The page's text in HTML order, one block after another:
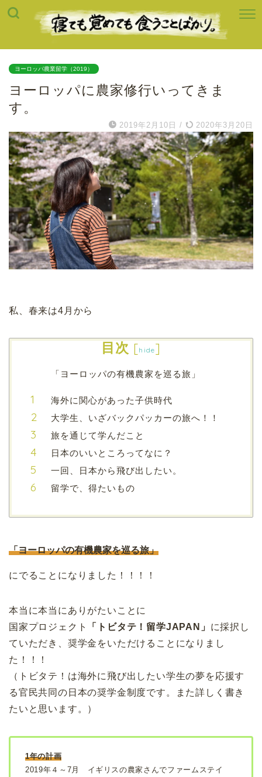
ヨーロッパ農業留学（2019）
ヨーロッパに農家修行いってきま
す。
2019年2月10日 / 2020年3月20日
私、春来は4月から
目次 [hide]
「ヨーロッパの有機農家を巡る旅」
海外に関心があった子供時代
大学生、いざバックパッカーの旅へ！！
旅を通じて学んだこと
日本のいいところってなに？
一回、日本から飛び出したい。
留学で、得たいもの
「ヨーロッパの有機農家を巡る旅」
にでることになりました！！！！
本当に本当にありがたいことに
国家プロジェクト
「トビタテ！留学JAPAN」 に採択し
ていただき、奨学金をいただけることになりまし
た！！！
（トビタテ！は海外に飛び出したい学生の夢を応援す
る官民共同の日本の奨学金制度です。また詳しく書き
たいと思います。）
1年の計画
2019年４～7月 イギリスの農家さんでファームステイ